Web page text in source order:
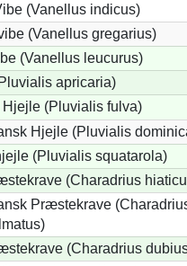
(Vanellus indicus)
(Vanellus gregarius)
(Vanellus leucurus)
apricaria)
(Pluvialis fulva)
Hjejle (Pluvialis
(Pluvialis squatarola)
(Charadrius
Præstekrave
(Charadrius